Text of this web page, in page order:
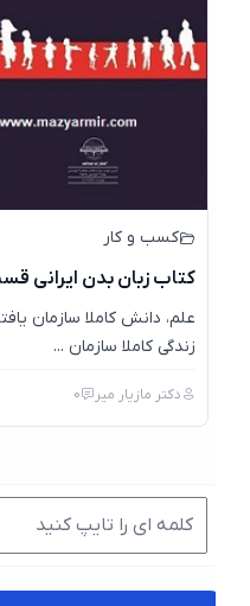
کسب و کار
کتاب زبان بدن ایرانی قسمت
علم، دانش کاملا سازمان یافته
زندگی کاملا سازمان ...
دکتر مازیار میر 0